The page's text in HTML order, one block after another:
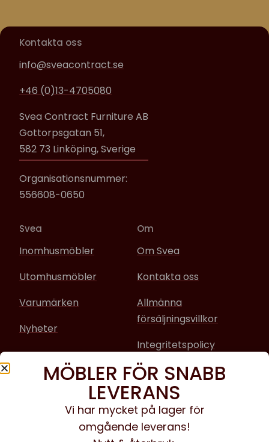
Kontakta oss
info@sveacontract.se
+46 (0)13-4705080
Svea Contract Furniture AB
Gottorpsgatan 51,
582 73 Linköping, Sverige
Organisationsnummer:
556608-0650
Svea
Inomhusmöbler
Utomhusmöbler
Varumärken
Nyheter
Om
Om Svea
Kontakta oss
Allmänna
försäljningsvillkor
Integritetspolicy
Sociala media
Facebook
Instagram
MÖBLER FÖR SNABB
LEVERANS
Vi har mycket på lager för
omgående leverans!